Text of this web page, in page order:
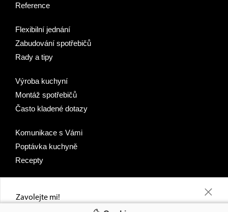
Zavolejte mi! +
Reference
Flexibilní jednání
Zabudování spotřebičů
Rady a tipy
Výroba kuchyní
Montáž spotřebičů
Často kladené dotazy
Komunikace s Vámi
Poptávka kuchyně
Recepty